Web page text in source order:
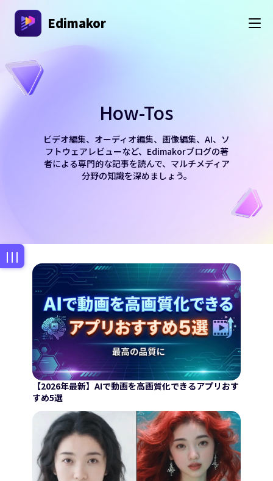
Edimakor
How-Tos
ビデオ編集、オーディオ編集、画像編集、AI、ソ
フトウェアレビューなど、Edimakorブログの著
者による専門的な記事を読んで、マルチメディア
分野の知識を深めましょう。
【2026年最新】AIで動画を高画質化できるアプリおす
すめ5選